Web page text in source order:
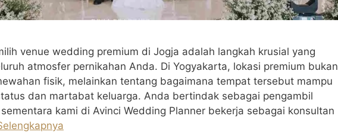
venue wedding premium di Jogja adalah langkah krusial yang
atmosfer pernikahan Anda. Di Yogyakarta, lokasi premium bukan
fisik, melainkan tentang bagaimana tempat tersebut mampu
dan martabat keluarga. Anda bertindak sebagai pengambil
kami di Avinci Wedding Planner bekerja sebagai konsultan